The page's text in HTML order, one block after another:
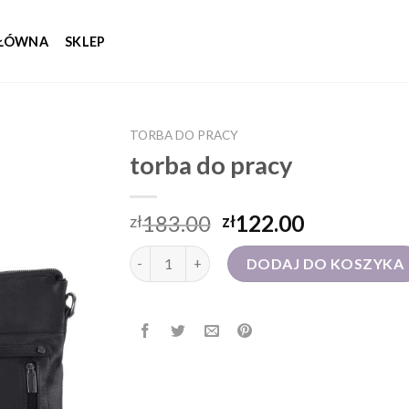
SKLEP
TORBA DO PRACY
torba do pracy
zł183.00 zł122.00
ilość torba do pracy DODAJ DO KOSZYKA